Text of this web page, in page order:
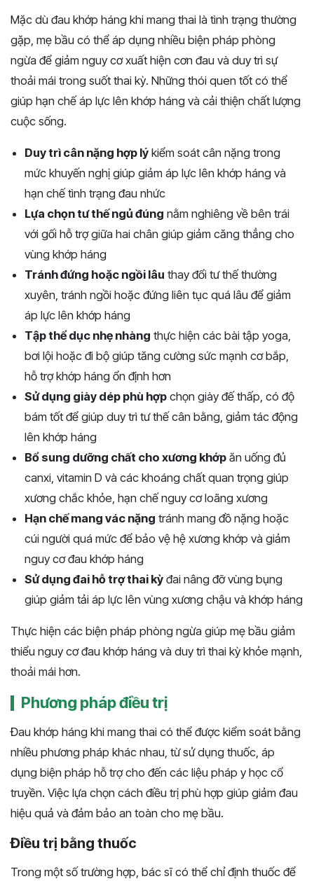
Mặc dù đau khớp háng khi mang thai là tình trạng thường
gặp, mẹ bầu có thể áp dụng nhiều biện pháp phòng
ngừa để giảm nguy cơ xuất hiện cơn đau và duy trì sự
thoải mái trong suốt thai kỳ. Những thói quen tốt có thể
giúp hạn chế áp lực lên khớp háng và cải thiện chất lượng
cuộc sống.
Duy trì cân nặng hợp lý kiểm soát cân nặng trong
mức khuyến nghị giúp giảm áp lực lên khớp háng và
hạn chế tình trạng đau nhức
Lựa chọn tư thế ngủ đúng nằm nghiêng về bên trái
với gối hỗ trợ giữa hai chân giúp giảm căng thẳng cho
vùng khớp háng
Tránh đứng hoặc ngồi lâu thay đổi tư thế thường
xuyên, tránh ngồi hoặc đứng liên tục quá lâu để giảm
áp lực lên khớp háng
Tập thể dục nhẹ nhàng thực hiện các bài tập yoga,
bơi lội hoặc đi bộ giúp tăng cường sức mạnh cơ bắp,
hỗ trợ khớp háng ổn định hơn
Sử dụng giày dép phù hợp chọn giày đế thấp, có độ
bám tốt để giúp duy trì tư thế cân bằng, giảm tác động
lên khớp háng
Bổ sung dưỡng chất cho xương khớp ăn uống đủ
canxi, vitamin D và các khoáng chất quan trọng giúp
xương chắc khỏe, hạn chế nguy cơ loãng xương
Hạn chế mang vác nặng tránh mang đồ nặng hoặc
cúi người quá mức để bảo vệ hệ xương khớp và giảm
nguy cơ đau khớp háng
Sử dụng đai hỗ trợ thai kỳ đai nâng đỡ vùng bụng
giúp giảm tải áp lực lên vùng xương chậu và khớp háng
Thực hiện các biện pháp phòng ngừa giúp mẹ bầu giảm
thiểu nguy cơ đau khớp háng và duy trì thai kỳ khỏe mạnh,
thoải mái hơn.
Phương pháp điều trị
Đau khớp háng khi mang thai có thể được kiểm soát bằng
nhiều phương pháp khác nhau, từ sử dụng thuốc, áp
dụng biện pháp hỗ trợ cho đến các liệu pháp y học cổ
truyền. Việc lựa chọn cách điều trị phù hợp giúp giảm đau
hiệu quả và đảm bảo an toàn cho mẹ bầu.
Điều trị bằng thuốc
Trong một số trường hợp, bác sĩ có thể chỉ định thuốc để